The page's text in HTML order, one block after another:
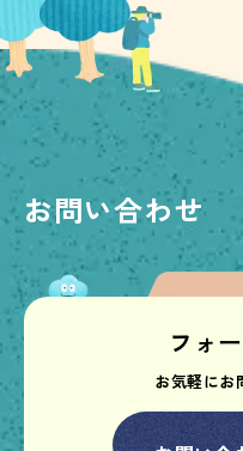
お問い合わせ
フォ
お気軽にお